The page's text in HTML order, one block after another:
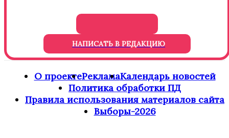
НАПИСАТЬ В РЕДАКЦИЮ
О проектеРекламаКалендарь новостей
Политика обработки ПД
Правила использования материалов сайта
Выборы-2026